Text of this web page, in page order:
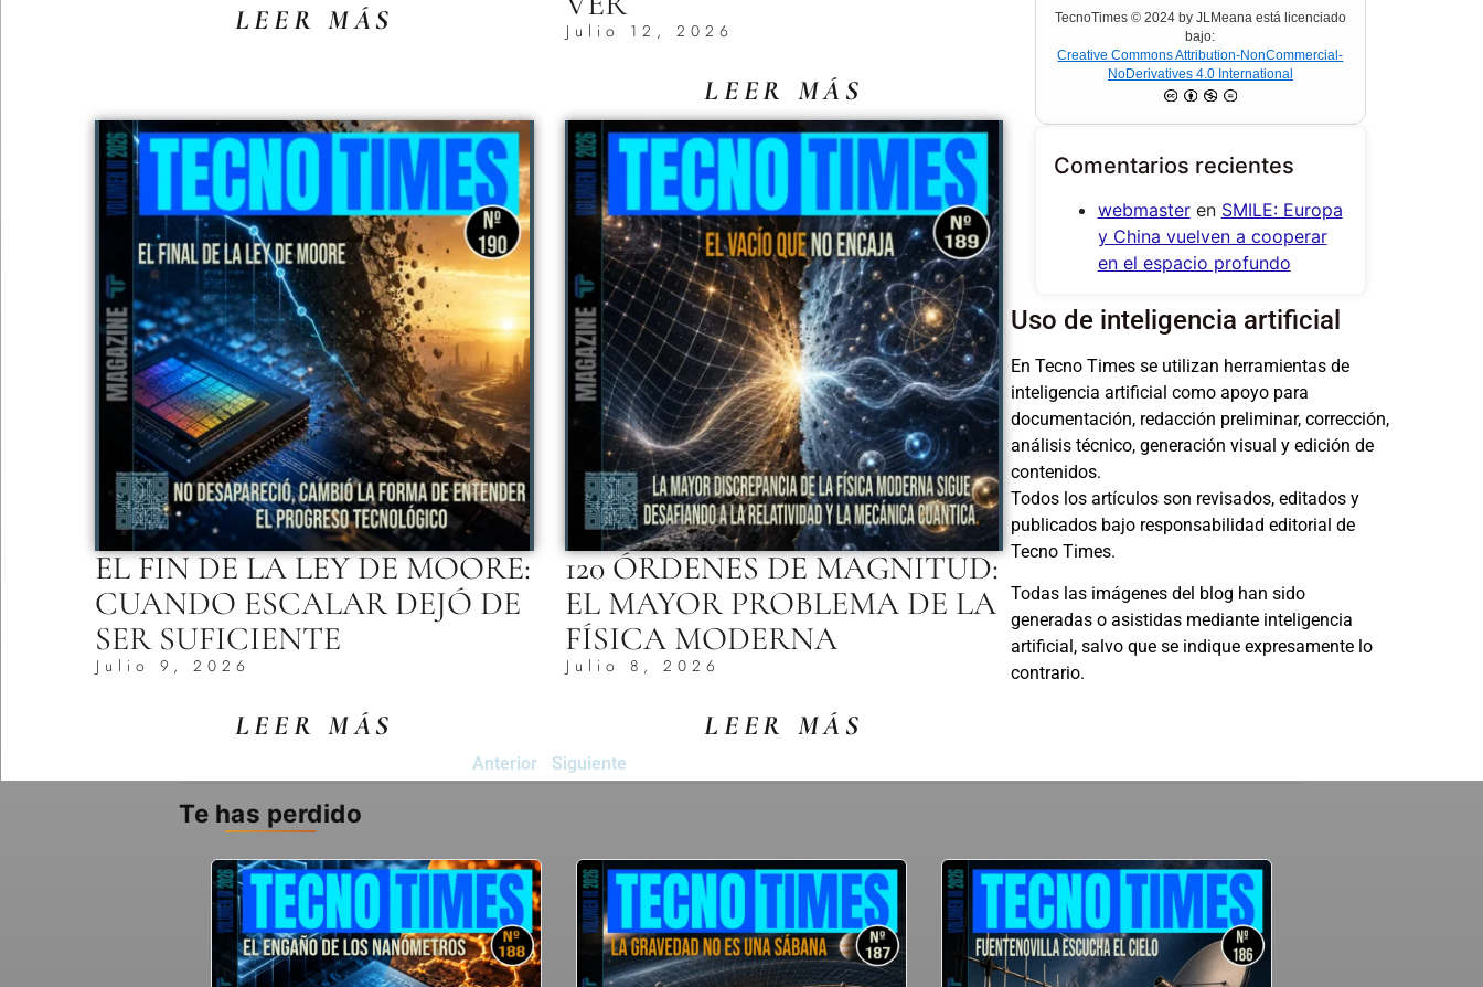
LEER MÁS Julio 12, 2026
LEER MÁS
EL FIN DE LA LEY DE MOORE:
CUANDO ESCALAR DEJÓ DE
SER SUFICIENTE
Julio 9, 2026
LEER MÁS
120 ÓRDENES DE MAGNITUD:
EL MAYOR PROBLEMA DE LA
FÍSICA MODERNA
Julio 8, 2026
LEER MÁS
Anterior Siguiente
TecnoTimes © 2024 by JLMeana está licenciado
bajo:
Creative Commons Attribution-NonCommercial-
NoDerivatives 4.0 International
Comentarios recientes
webmasteren SMILE: Europa
y China vuelven a cooperar
en el espacio profundo
Uso de inteligencia artificial
En Tecno Times se utilizan herramientas de
inteligencia artificial como apoyo para
documentación, redacción preliminar, corrección,
análisis técnico, generación visual y edición de
contenidos.
Todos los artículos son revisados, editados y
publicados bajo responsabilidad editorial de
Tecno Times.
Todas las imágenes del blog han sido
generadas o asistidas mediante inteligencia
artificial, salvo que se indique expresamente lo
contrario.
Te has perdido